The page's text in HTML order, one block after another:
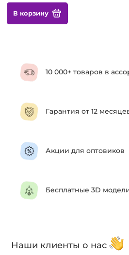
В корзину
10 000+ товаров в
Гарантия от 12
Акции для оптовиков
Бесплатные 3D
Наши клиенты о нас